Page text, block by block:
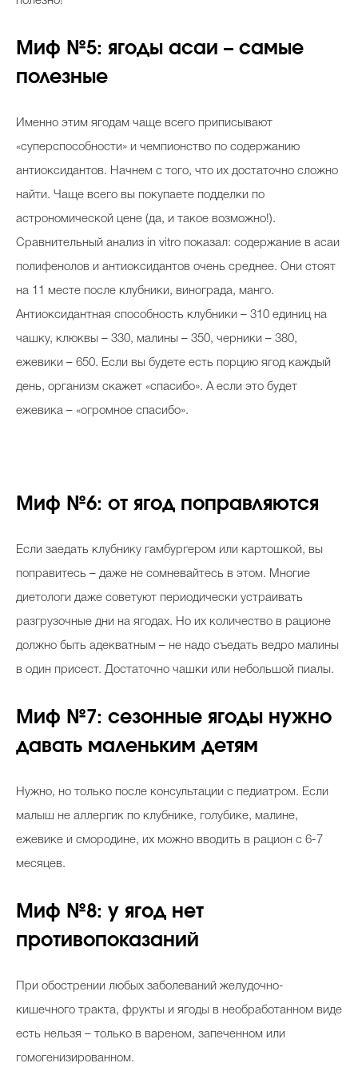
Миф №5: ягоды асаи – самые
полезные
Именно этим ягодам чаще всего приписывают
«суперспособности» и чемпионство по содержанию
антиоксидантов. Начнем с того, что их достаточно сложно
найти. Чаще всего вы покупаете подделки по
астрономической цене (да, и такое возможно!).
Сравнительный анализ in vitro показал: содержание в асаи
полифенолов и антиоксидантов очень среднее. Они стоят
на 11 месте после клубники, винограда, манго.
Антиоксидантная способность клубники – 310 единиц на
чашку, клюквы – 330, малины – 350, черники – 380,
ежевики – 650. Если вы будете есть порцию ягод каждый
день, организм скажет «спасибо». А если это будет
ежевика – «огромное спасибо».
Миф №6: от ягод поправляются
Если заедать клубнику гамбургером или картошкой, вы
поправитесь – даже не сомневайтесь в этом. Многие
диетологи даже советуют периодически устраивать
разгрузочные дни на ягодах. Но их количество в рационе
должно быть адекватным – не надо съедать ведро малины
в один присест. Достаточно чашки или небольшой пиалы.
Миф №7: сезонные ягоды нужно
давать маленьким детям
Нужно, но только после консультации с педиатром. Если
малыш не аллергик по клубнике, голубике, малине,
ежевике и смородине, их можно вводить в рацион с 6-7
месяцев.
Миф №8: у ягод нет
противопоказаний
При обострении любых заболеваний желудочно-
кишечного тракта, фрукты и ягоды в необработанном виде
есть нельзя – только в вареном, запеченном или
гомогенизированном.